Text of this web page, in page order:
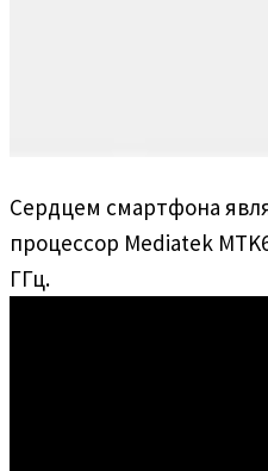
Сердцем смартфона
процессор Mediatek
ГГц.